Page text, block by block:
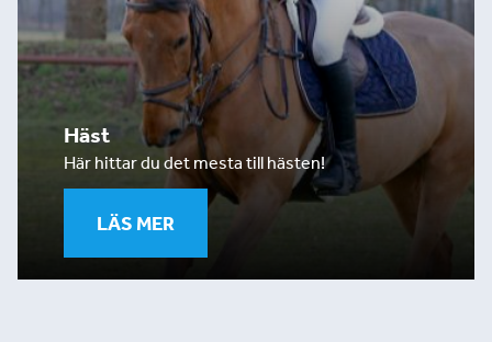
Häst
Här hittar du det mesta till hästen!
LÄS MER